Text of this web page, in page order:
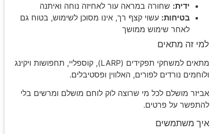
ידית: שחורה במראה עור לאחיזה נוחה ואיתנה
בטיחות: עשוי קצף רך, אינו מסוכן לשימוש, בטוח גם
לאחר שימוש ממושך
למי זה מתאים
מתאים למשחקי תפקידים (LARP), קוספליי, תחפושות ויקינג
ולוחמים נורדים לפורים, האלווין ופסטיבלים.
אביזר מושלם לכל מי שרוצה לוק לוחם מושלם ומרשים בלי
להתפשר על פרטים.
איך משתמשים